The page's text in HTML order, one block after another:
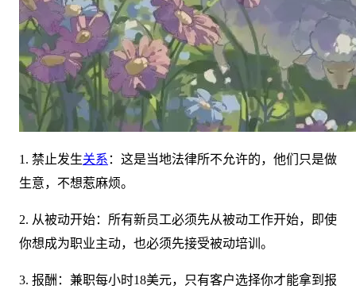
1. 禁止发生关系 ：这是当地法律所不允许的，他们只是做
生意，不想惹麻烦。
2. 从被动开始：所有新员工必须先从被动工作开始，即使
你想成为职业主动，也必须先接受被动培训。
3. 报酬：兼职每小时18美元，只有客户选择你才能拿到报